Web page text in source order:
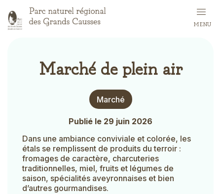
au
contenu
MENU
Marché de plein air
Marché
Publié le 29 juin 2026
Dans une ambiance conviviale et colorée, les
étals se remplissent de produits du terroir :
fromages de caractère, charcuteries
traditionnelles, miel, fruits et légumes de
saison, spécialités aveyronnaises et bien
d’autres gourmandises.